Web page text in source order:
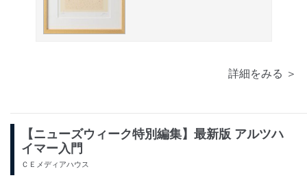
詳細をみる ＞
【ニューズウィーク特別編集】最新版 アルツハ
イマー入門
ＣＥメディアハウス